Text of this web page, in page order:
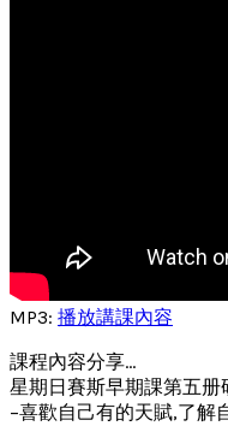
MP3: 播放講課內容
課程內容分享…
星期日賽斯早期課第五册
–喜歡自己有的天賦,了解